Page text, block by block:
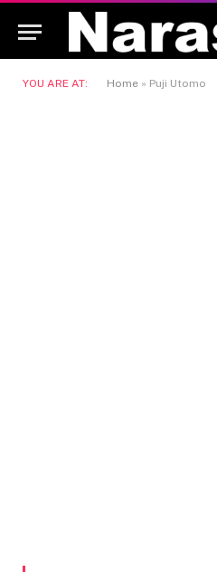
YOU ARE AT: Home » Puji Utomo